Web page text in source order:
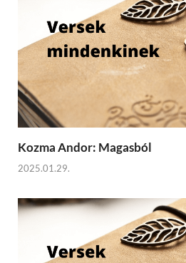
Kozma Andor: Magasból
2025.01.29.